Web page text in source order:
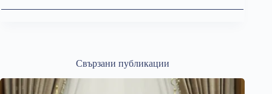
Свързани публикации